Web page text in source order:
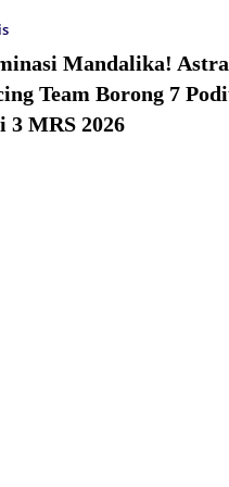
Mandalika!
Team Borong 7
3 MRS 2026